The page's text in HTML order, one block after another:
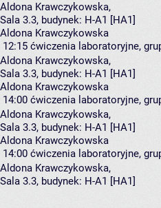
Aldona Krawczykowska,
Sala 3.3, budynek: H-A1 [HA1]
Aldona Krawczykowska
12:15 ćwiczenia laboratoryjne,
Aldona Krawczykowska,
Sala 3.3, budynek: H-A1 [HA1]
Aldona Krawczykowska
14:00 ćwiczenia laboratoryjne,
Aldona Krawczykowska,
Sala 3.3, budynek: H-A1 [HA1]
Aldona Krawczykowska
14:00 ćwiczenia laboratoryjne,
Aldona Krawczykowska,
Sala 3.3, budynek: H-A1 [HA1]